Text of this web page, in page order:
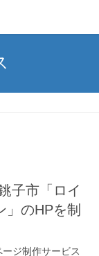
子市「ロイ
」のHPを制
ジ制作サービス